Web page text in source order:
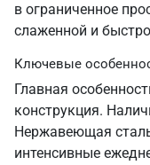
в ограниченное
слаженной и
Ключевые
Главная
конструкция.
Нержавеющая
интенсивные